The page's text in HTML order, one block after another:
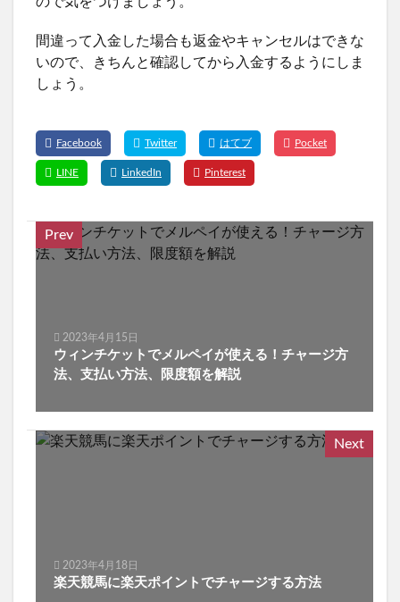
間違って入金した場合も返金やキャンセルはできな
いので、きちんと確認してから入金するようにしま
しょう。
Prev
2023年4月15日
ウィンチケットでメルペイが使える！チャージ方
法、支払い方法、限度額を解説
Next
2023年4月18日
楽天競馬に楽天ポイントでチャージする方法